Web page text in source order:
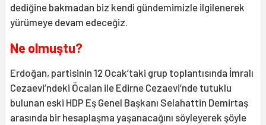
dediğine bakmadan biz kendi gündemimizle ilgilenerek
yürümeye devam edeceğiz.
Ne olmuştu?
Erdoğan, partisinin 12 Ocak’taki grup toplantısında İmralı
Cezaevi’ndeki Öcalan ile Edirne Cezaevi’nde tutuklu
bulunan eski HDP Eş Genel Başkanı Selahattin Demirtaş
arasında bir hesaplaşma yaşanacağını söyleyerek şöyle